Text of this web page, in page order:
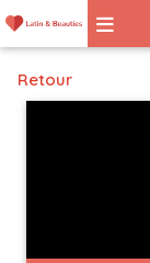
Retour